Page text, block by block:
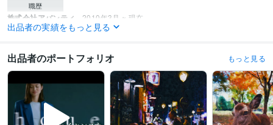
職歴
株式会社アバンティ 2010年3月 ~ 現在
Google Analytics:10年
Perplexity AI:2年
Midjourney:2年
Adobe Photoshop:10年
Lightroom:10年Adobe Premiere Pro:10年
DaVinci Resolve:5年
PowerDirector:10年Adobe Illustrator:10年Canva:5年
CLIP STUDIO PAINT:10年
Adobe After Effects:10年Wix:5年
WordPress:10年Excel:30年 PowerPoint:30年
出品者の実績をもっと見る
出品者のポートフォリオ もっと見る